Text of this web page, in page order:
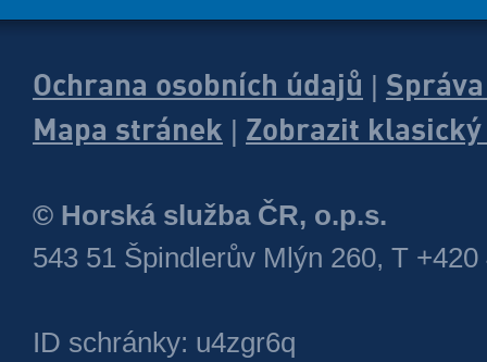
Ochrana osobních údajů
Mapa stránek
Zobrazit
© Horská služba ČR, o.p.s.
543 51 Špindlerův Mlýn 260, T +420
ID schránky: u4zgr6q